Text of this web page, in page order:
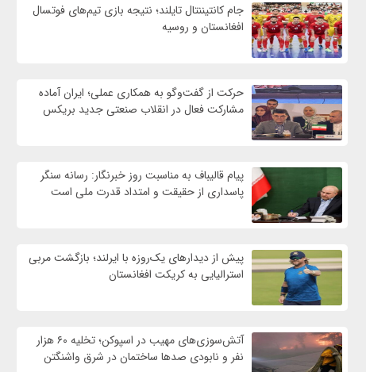
جام کانتیننتال تایلند؛ نتیجه بازی تیم‌های فوتسال
افغانستان و روسیه
حرکت از گفت‌وگو به همکاری عملی؛ ایران آماده
مشارکت فعال در انقلاب صنعتی جدید بریکس
پیام قالیباف به مناسبت روز خبرنگار: رسانه سنگر
پاسداری از حقیقت و امتداد قدرت ملی است
پیش از دیدارهای یک‌روزه با ایرلند؛ بازگشت مربی
استرالیایی به کریکت افغانستان
آتش‌سوزی‌های مهیب در اسپوکن؛ تخلیه ۶۰ هزار
نفر و نابودی صدها ساختمان در شرق واشنگتن